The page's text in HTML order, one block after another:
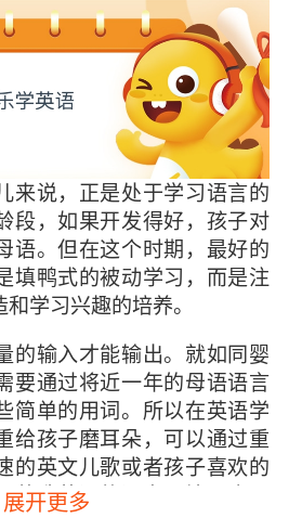
来说，正是处于学习语言的
段，如果开发得好，孩子对
语。但在这个时期，最好的
填鸭式的被动学习，而是注
学习兴趣的培养。
的输入才能输出。就如同婴
要通过将近一年的母语语言
简单的用词。所以在英语学
给孩子磨耳朵，可以通过重
的英文儿歌或者孩子喜欢的
营造英语的语言环境。也可
展开更多